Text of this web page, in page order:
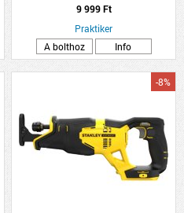
1000/2000W OSZCILLÁCIÓS 230V
50HZ FEHÉR
9 999 Ft
Praktiker
A bolthoz
Info
-8%